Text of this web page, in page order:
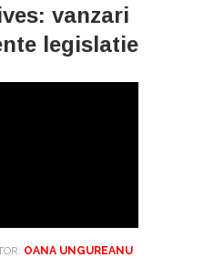
vanzari
legislatie
OANA UNGUREANU